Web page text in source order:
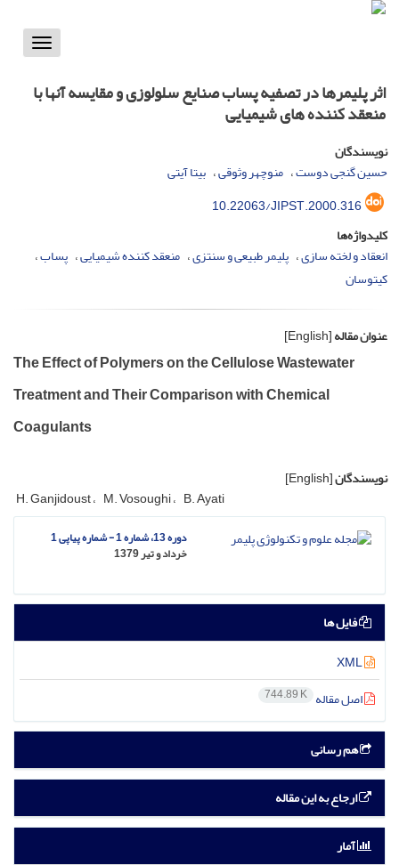
Toggle
اثر پلیمرها در تصفیه پساب صنایع سلولوزی و مقایسه آنها با
منعقد کننده های شیمیایی
نویسندگان
حسین گنجی دوست منوچهر وثوقی بیتا آیتی
10.22063/JIPST.2000.316
کلیدواژه‌ها
انعقاد و لخته سازی پلیمر طبیعی و سنتزی منعقد کننده شیمیایی پساب
کیتوسان
عنوان مقاله[English]
The Effect of Polymers on the Cellulose Wastewater
Treatment and Their Comparison with Chemical
Coagulants
نویسندگان[English]
H. Ganjidoust M. Vosoughi B. Ayati
دوره 13، شماره 1 - شماره پیاپی 1
خرداد و تیر 1379
فایل ها
اصل مقاله 744.89 K
هم رسانی
ارجاع به این مقاله
آمار